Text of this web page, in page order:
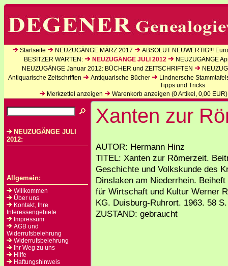
Startseite NEUZUGÄNGE MÄRZ 2017
ABSOLUT NEUWERTIG!!!
BESITZER WARTEN:
NEUZUGÄNGE JULI 2012
NEUZUGÄNGE
NEUZUGÄNGE Januar 2012: BÜCHER und ZEITSCHRIFTEN
Antiquarische Zeitschriften
Antiquarische Bücher
Lindnersche
Tipps und Tricks
Merkzettel anzeigen
Warenkorb anzeigen (0Artikel, 0,00 EUR)
NEUZUGÄNGE JULI
2012:
Allgemein:
Willkommen
Über uns
Kontakt, Ihre
Interessengebiete
Impressum
AGB und
Widerrufsbelehrung
Widerrufsbelehrung
Ihr Weg zu uns
Hilfe
Haftungshinweis
Xanten zur
AUTOR: Hermann Hinz
TITEL: Xanten zur Römerzeit.
Geschichte und Volkskunde des
Dinslaken am Niederrhein. Beiheft
für Wirtschaft und Kultur Werner
KG. Duisburg-Ruhrort. 1963. 58
ZUSTAND: gebraucht